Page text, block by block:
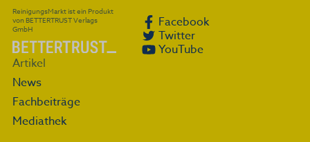
ReinigungsMarkt ist ein Produkt
von BETTERTRUST Verlags
GmbH
Facebook
Twitter
YouTube
Artikel
News
Fachbeiträge
Mediathek